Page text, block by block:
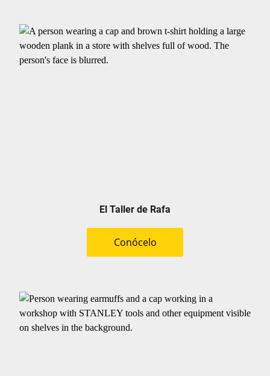
El Taller de Rafa
Conócelo